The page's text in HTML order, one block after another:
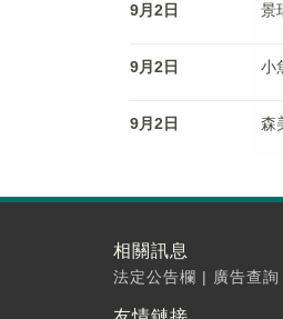
9月2日 景
9月2日 小
9月2日 森
相關訊息
法定公告欄 | 廣告查詢